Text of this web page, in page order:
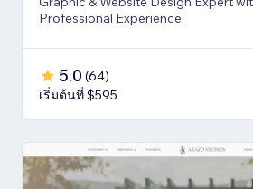
Professional Experience.
5.0 (64)
เริ่มต้นที่ $595